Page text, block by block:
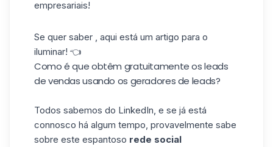
empresariais!
Se quer saber , aqui está um artigo para o
iluminar! 👈
Como é que obtêm gratuitamente os leads
de vendas usando os geradores de leads?
Todos sabemos do LinkedIn, e se já está
connosco há algum tempo, provavelmente sabe
sobre este espantoso rede social